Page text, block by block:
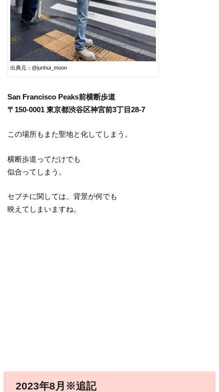
出典元：@junhui_moon
San Francisco Peaks前横断歩道
〒150-0001 東京都渋谷区神宮前3丁目28-7
この場所もまた聖地と化してしまう。
横断歩道ってだけでも
似合ってしまう。
セブチに関しては、背景が何でも
映えてしまいますね。
2023年8月※追記